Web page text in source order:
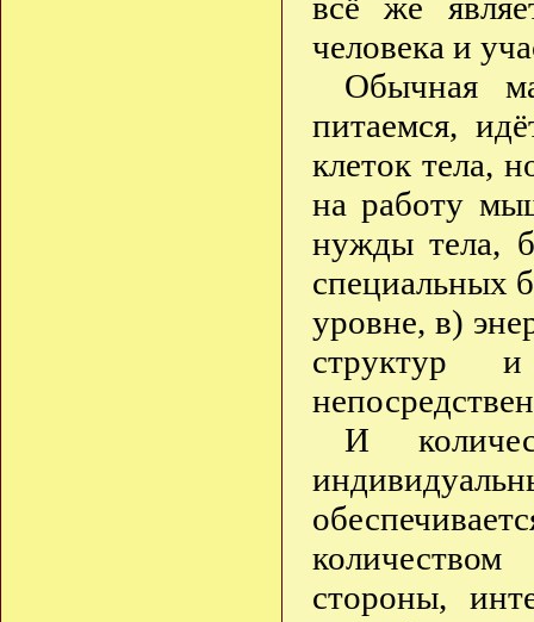
человека и
Обычная
питаемся,
клеток тела,
на работу
нужды тела,
специальных
уровне, в)
структур
И
стороны,